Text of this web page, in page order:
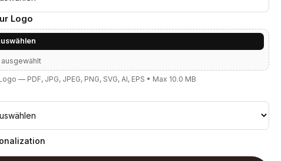
Logo
— PDF, JPG, JPEG, PNG, SVG, AI, EPS • Max 10.0 MB